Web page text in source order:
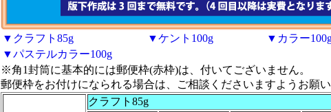
▼クラフト85g ▼ケント100g
▼カラー
▼パステルカラー100g
※角1封筒に基本的には郵便枠(赤枠)は、付いてございません。
郵便枠をお付けになられる場合は、ご相談くださいますようお願い
クラフト85g